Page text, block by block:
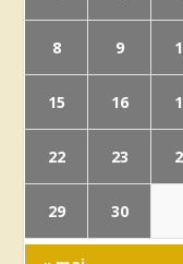
8 9
15 16
22 23
29 30